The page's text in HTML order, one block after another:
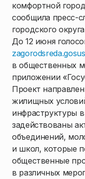
комфортной
сообщила пресс-
городского
До 12 июня
в общественных
приложении
Проект
жилищных
инфраструктуры
задействованы
объединений,
и школ, которые
общественные
в различных